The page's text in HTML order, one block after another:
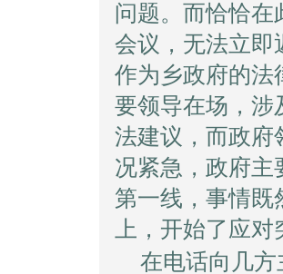
问题。而恰恰在
会议，无法立即
作为乡政府的法
要领导在场，涉
法建议，而政府
况紧急，政府主
第一线，事情既
上，开始了应
在电话向几